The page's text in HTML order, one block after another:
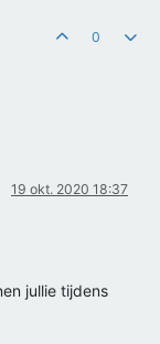
0
19 okt. 2020 18:37
jullie tijdens